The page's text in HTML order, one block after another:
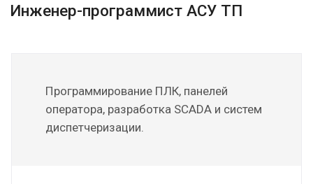
Инженер-программист АСУ ТП
Программирование ПЛК, панелей
оператора, разработка SCADA и систем
диспетчеризации.